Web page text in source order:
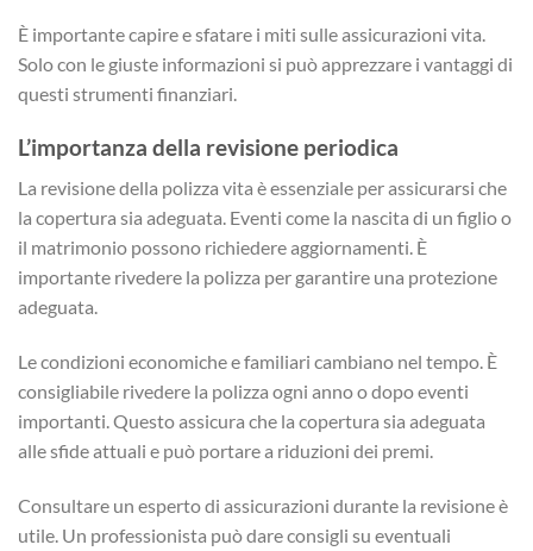
È importante capire e sfatare i miti sulle assicurazioni vita.
Solo con le giuste informazioni si può apprezzare i vantaggi di
questi strumenti finanziari.
L’importanza della revisione periodica
La revisione della polizza vita è essenziale per assicurarsi che
la copertura sia adeguata. Eventi come la nascita di un figlio o
il matrimonio possono richiedere aggiornamenti. È
importante rivedere la polizza per garantire una protezione
adeguata.
Le condizioni economiche e familiari cambiano nel tempo. È
consigliabile rivedere la polizza ogni anno o dopo eventi
importanti. Questo assicura che la copertura sia adeguata
alle sfide attuali e può portare a riduzioni dei premi.
Consultare un esperto di assicurazioni durante la revisione è
utile. Un professionista può dare consigli su eventuali